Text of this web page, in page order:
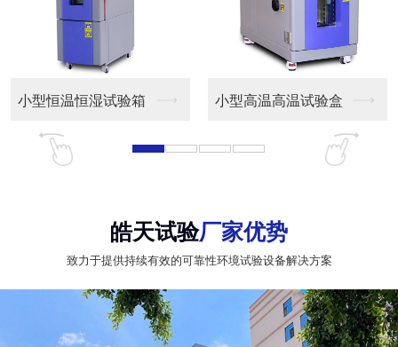
小型恒温恒湿试验箱 小型高温高温试验盒
皓天试验厂家优势
致力于提供持续有效的可靠性环境试验设备解决方案